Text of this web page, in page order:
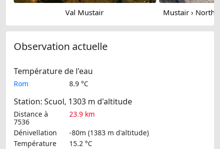
Val Mustair
Observation actuelle
Température de l'eau
Rom 8.9 °C
Station: Scuol, 1303 m d'altitude
Distance à
7536
23.9 km
Dénivellation
-80m (1383 m d'altitude)
Température
15.2 °C